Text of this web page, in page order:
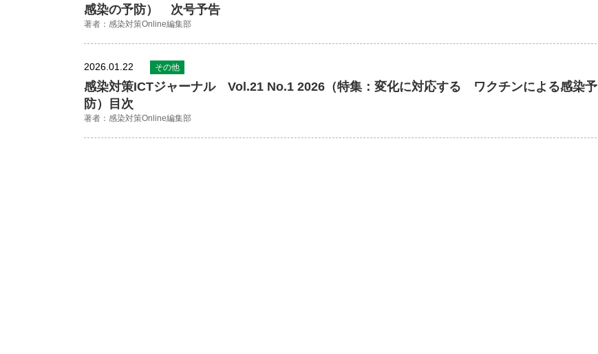
感染の予防） 次号予告
著者：感染対策Online編集部
2026.01.22 その他
感染対策ICTジャーナル Vol.21 No.1 2026（特集：変化に対応する ワクチンによる感染予
防）目次
著者：感染対策Online編集部